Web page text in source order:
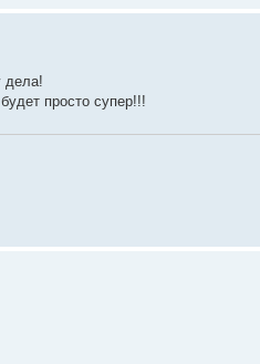
дела!
просто супер!!!